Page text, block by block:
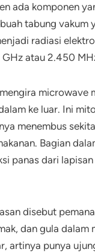
ada komponen
tabung vakum
radiasi
atau 2.450
microwave
ke luar. Ini
menembus
Bagian
panas dari
disebut
dan gula dalam
artinya punya